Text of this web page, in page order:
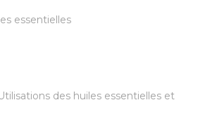
essentielles
des huiles essentielles et